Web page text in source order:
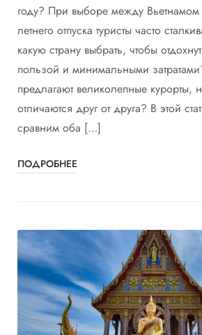
году? При выборе между
летнего отпуска туристы часто
какую страну выбрать, чтобы
пользой и минимальными
предлагают великолепные курорты,
отличаются друг от друга? В этой
сравним оба […]
ПОДРОБНЕЕ